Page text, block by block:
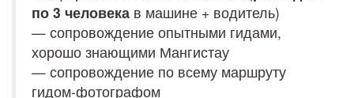
по 3 человека в машине + водитель)
— сопровождение опытными гидами,
хорошо знающими Мангистау
— сопровождение по всему маршруту
гидом-фотографом